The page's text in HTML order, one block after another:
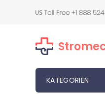
KATEGORIEN